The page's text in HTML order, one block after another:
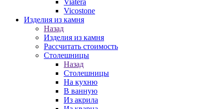
Viatera
Vicostone
Изделия из камня
Назад
Изделия из камня
Рассчитать стоимость
Столешницы
Назад
Столешницы
На кухню
В ванную
Из акрила